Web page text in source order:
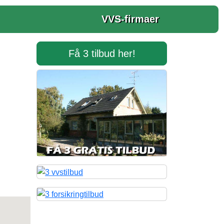
VVS-firmaer
Få 3 tilbud her!